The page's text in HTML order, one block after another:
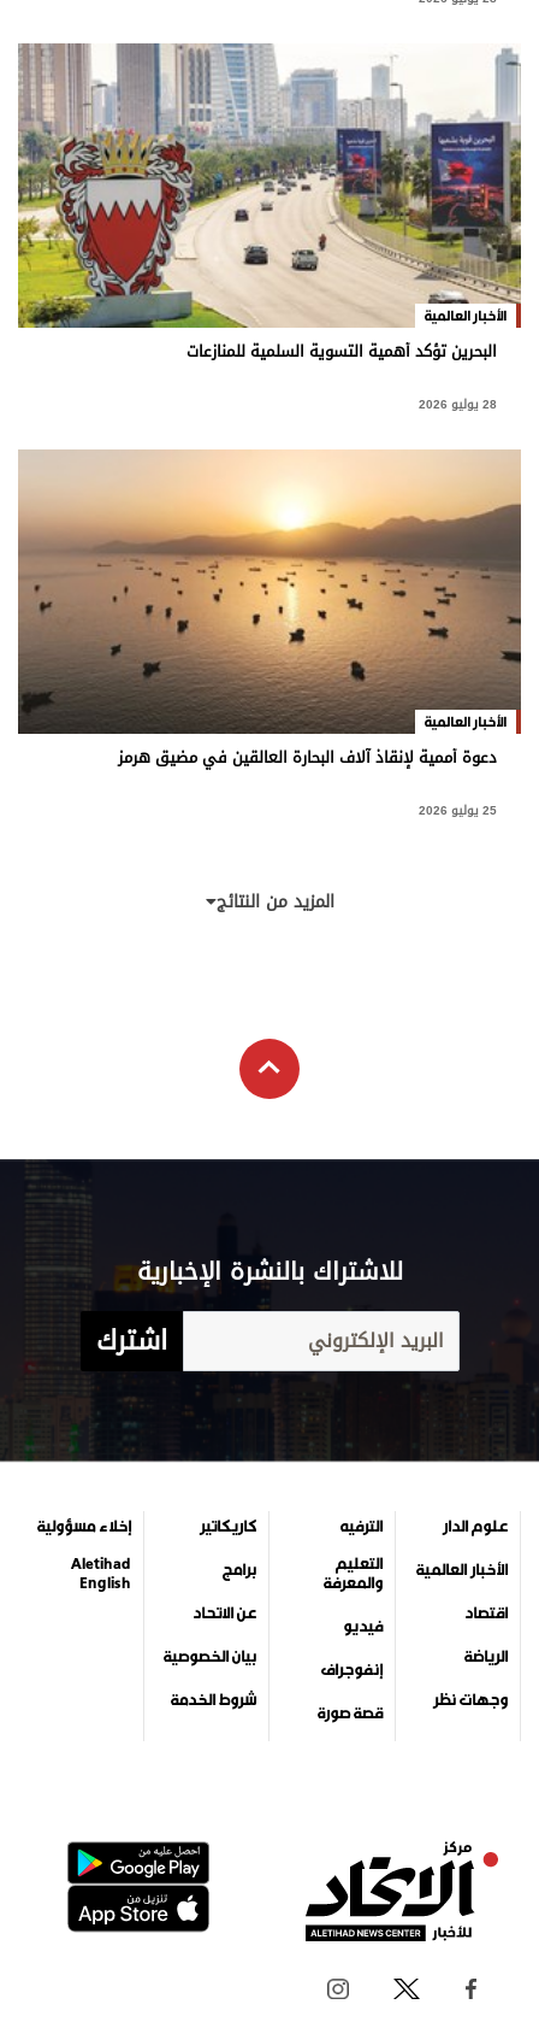
الأخبار العالمية
البحرين تؤكد أهمية التسوية السلمية للمنازعات
28 يوليو 2026
الأخبار العالمية
دعوة أممية لإنقاذ آلاف البحارة العالقين في مضيق هرمز
25 يوليو 2026
المزيد من النتائج
للاشتراك بالنشرة الإخبارية
اشترك
علوم الدار
الأخبار العالمية
اقتصاد
الرياضة
وجهات نظر
الترفيه
التعليم
والمعرفة
فيديو
إنفوجراف
قصة صورة
كاريكاتير
برامج
عن الاتحاد
بيان الخصوصية
شروط الخدمة
إخلاء مسؤولية
Aletihad
English